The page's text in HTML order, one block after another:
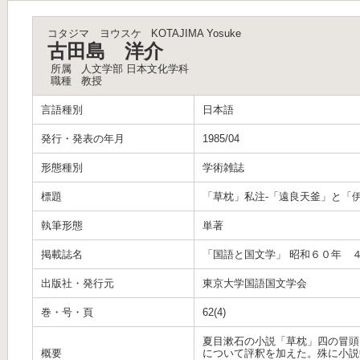
コタジマ ヨウスケ KOTAJIMA Yosuke
古田島 洋介
所属
人文学部 日本文化学科
職種
教授
言語種別 日本語
発行・発表の年月 1985/04
形態種別 学術雑誌
標題 「草枕」私注-「遠良天釜」と「
執筆形態 単著
掲載誌名 「国語と国文学」 昭和６０年
出版社・発行元 東京大学国語国文学会
巻・号・頁 62(4)
概要
夏目漱石の小説「草枕」四の冒
について評釈を加えた。殊に小